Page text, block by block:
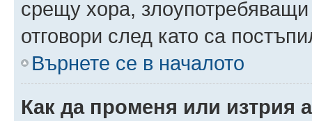
срещу хора,
отговори след като са
Върнете се в началото
Как да променя или изтрия